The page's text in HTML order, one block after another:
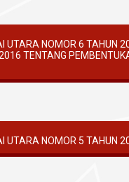
UTARA NOMOR 6 TAHUN
TENTANG
UTARA NOMOR 5 TAHUN